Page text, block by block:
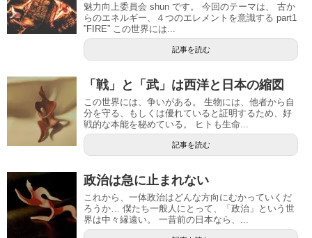
魅力向上委員会 shun です。 今回のテーマは、 古か
らのエネルギー、４つのエレメントを意識する part1
”FIRE” この世界には...
記事を読む
「戦」と「武」は西洋と日本の縮図
この世界には、争いがある。 生物には、他者から自
分を守る、もしくは優れていると証明するため、好
戦的な本能を秘めている。 ヒトも生命...
記事を読む
政治は急に止まれない
これから、一体政治はどんな方向にむかっていくだ
ろうか… 僕たち一般人にとって、「政治」という世
界は中々縁遠い。 一昔前の日本なら、...